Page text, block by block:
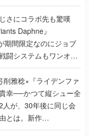
さにコラボ先も驚嘆
Daphne』
期間限定なのにジョブ
闘システムもワンオフ
を両ディレクターに聞
削雅稔×『ライデンファ
幸──かつて縦シュー全
が、30年後に同じ会
とは。新作
』で初タッグを組